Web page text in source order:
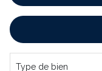
De l'immo pro
De l'immo pro
Type de bien